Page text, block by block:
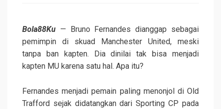
Bola88Ku — Bruno Fernandes dianggap sebagai
pemimpin di skuad Manchester United, meski
tanpa ban kapten. Dia dinilai tak bisa menjadi
kapten MU karena satu hal. Apa itu?
Fernandes menjadi pemain paling menonjol di Old
Trafford sejak didatangkan dari Sporting CP pada